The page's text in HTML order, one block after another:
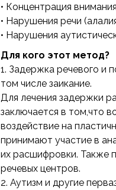
• Концентрация
• Нарушения речи
• Нарушения
Для кого этот метод?
1. Задержка речевого и
том числе заикание.
Для лечения задержки
заключается в том,что
воздействие на
принимают участие в
их расшифровки. Также
речевых центров.
2. Аутизм и другие